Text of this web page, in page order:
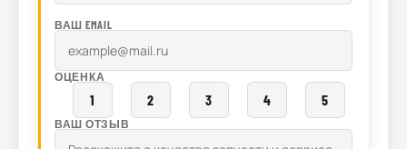
ВАШ EMAIL
ОЦЕНКА
1 2 3 4 5
ВАШ ОТЗЫВ